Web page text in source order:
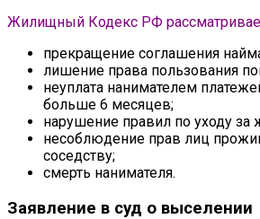
Жилищный Кодекс РФ
прекращение соглашения
лишение права пользования
неуплата нанимателем
больше 6 месяцев;
нарушение правил по уходу
несоблюдение прав лиц
соседству;
смерть нанимателя.
Заявление в суд о выселении